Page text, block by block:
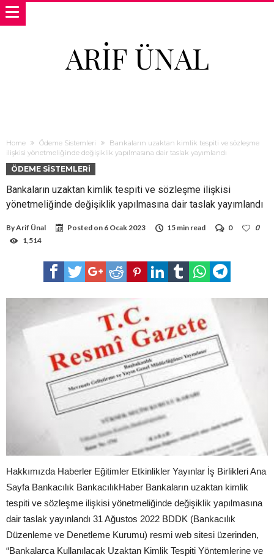
ARIF ÜNAL
Home Ödeme Sistemleri
Bankaların uzaktan kimlik tespiti ve sözleşme
ilişkisi yönetmeliğinde değişiklik yapılmasına dair taslak yayımlandı
ÖDEME SISTEMLERI
Bankaların uzaktan kimlik tespiti ve sözleşme ilişkisi
yönetmeliğinde değişiklik yapılmasına dair taslak yayımlandı
ByArif Ünal Posted on 6 Ocak 2023 15 min read 0
0
1,514
Hakkımızda Haberler Eğitimler Etkinlikler Yayınlar İş Birlikleri Ana
Sayfa Bankacılık BankacılıkHaber Bankaların uzaktan kimlik
tespiti ve sözleşme ilişkisi yönetmeliğinde değişiklik yapılmasına
dair taslak yayınlandı 31 Ağustos 2022 BDDK (Bankacılık
Düzenleme ve Denetleme Kurumu) resmi web sitesi üzerinden,
“Bankalarca Kullanılacak Uzaktan Kimlik Tespiti Yöntemlerine ve